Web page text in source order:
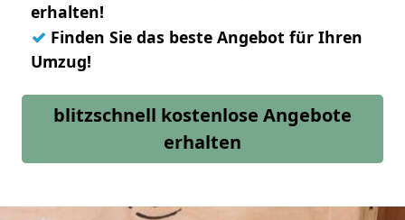
erhalten!
✓ Finden Sie das beste Angebot für Ihren
Umzug!
blitzschnell kostenlose Angebote
erhalten